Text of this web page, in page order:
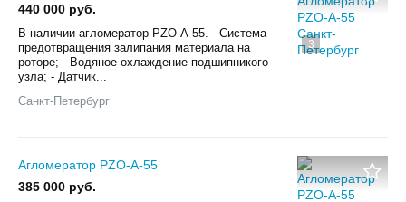
3
440 000 руб.
В наличии агломератор PZO-А-55. - Система
предотвращения залипания материала на
роторе; - Водяное охлаждение подшипникого
узла; - Датчик...
Санкт-Петербург
Агломератор PZO-А-55
385 000 руб.